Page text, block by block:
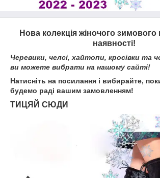
Нова колекція жіночого зимового
наявності!
Черевики, челсі, хайтопи, кросівки та
ви можете вибрати на нашому сайті!
Натисніть на посилання і вибирайте,
будемо раді вашим замовленням!
ТИЦЯЙ СЮДИ